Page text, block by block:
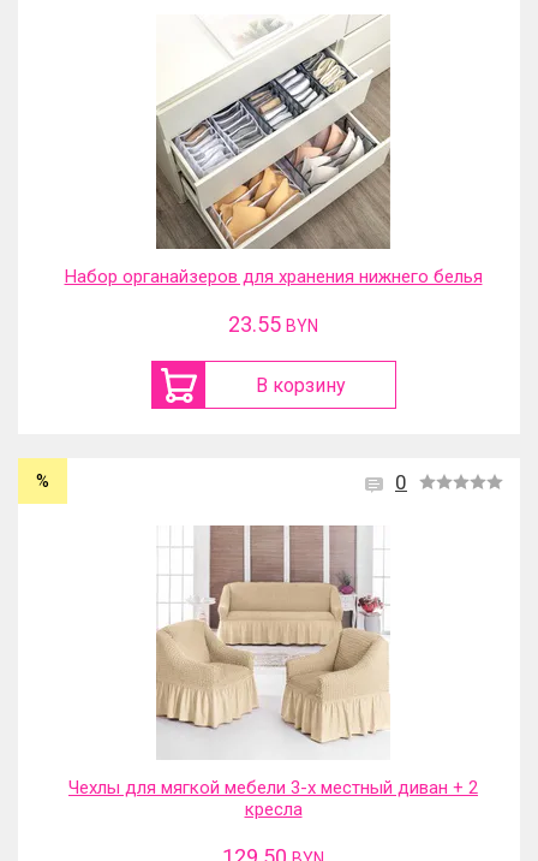
Набор органайзеров для хранения нижнего белья
23.55 BYN
В корзину
0
%
Чехлы для мягкой мебели 3-х местный диван + 2
кресла